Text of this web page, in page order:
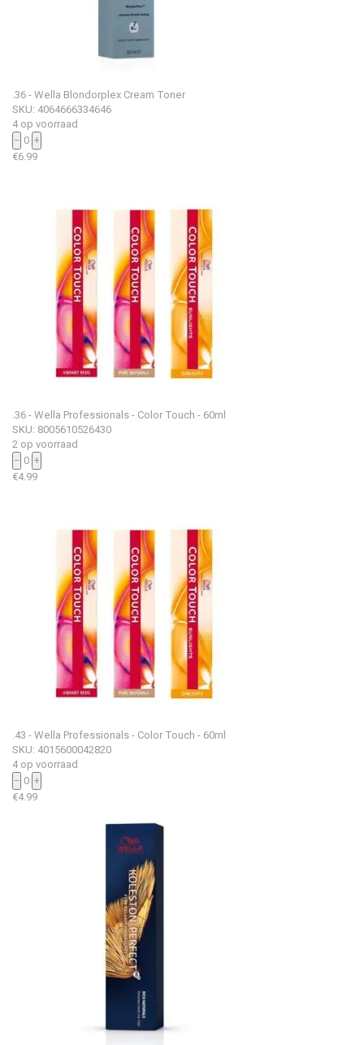
.36 - Wella Blondorplex Cream Toner
SKU: 4064666334646
4 op voorraad
− 0 +
€6.99
.36 - Wella Professionals - Color Touch - 60ml
SKU: 8005610526430
2 op voorraad
− 0 +
€4.99
.43 - Wella Professionals - Color Touch - 60ml
SKU: 4015600042820
4 op voorraad
− 0 +
€4.99